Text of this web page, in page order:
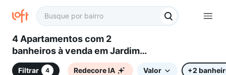
4 Apartamentos com 2
banheiros à venda em Jardim
Ferreira, Sorocaba, SP
Filtrar 4 Redecore IA Valor +2